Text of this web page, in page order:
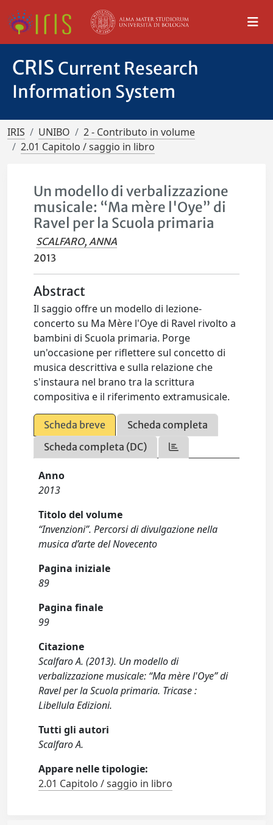
CRIS Current Research
Information System
IRIS UNIBO
2 - Contributo in volume
2.01 Capitolo / saggio in libro
Un modello di verbalizzazione
musicale: “Ma mère l'Oye” di
Ravel per la Scuola primaria
SCALFARO, ANNA
2013
Abstract
Il saggio offre un modello di lezione-
concerto su Ma Mère l'Oye di Ravel rivolto a
bambini di Scuola primaria. Porge
un'occasione per riflettere sul concetto di
musica descrittiva e sulla relazione che
s'instaura nel brano tra la scrittura
compositiva e il riferimento extramusicale.
Scheda breve
Scheda completa
Scheda completa (DC)
Anno
2013
Titolo del volume
“Invenzioni”. Percorsi di divulgazione nella
musica d’arte del Novecento
Pagina iniziale
89
Pagina finale
99
Citazione
Scalfaro A. (2013). Un modello di
verbalizzazione musicale: “Ma mère l'Oye” di
Ravel per la Scuola primaria. Tricase :
Libellula Edizioni.
Tutti gli autori
Scalfaro A.
Appare nelle tipologie:
2.01 Capitolo / saggio in libro